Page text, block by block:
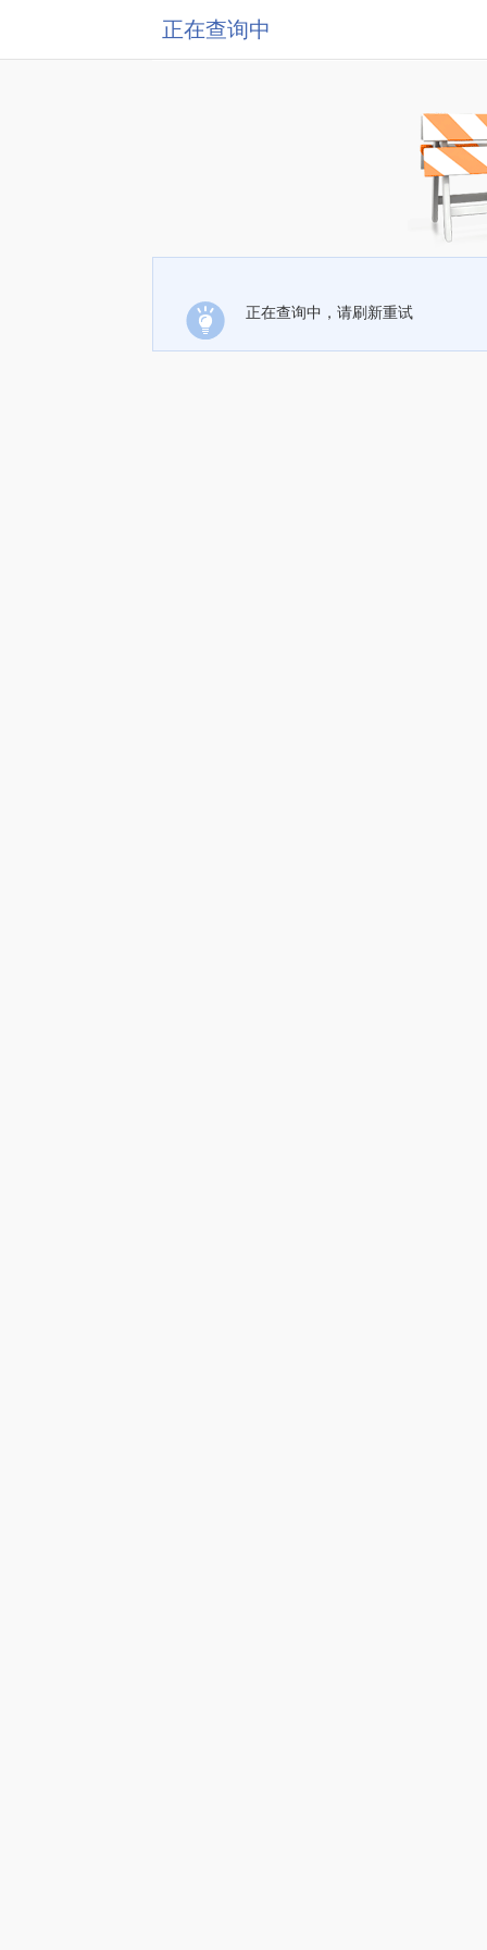
正在查询中
正在查询中，请刷新重试